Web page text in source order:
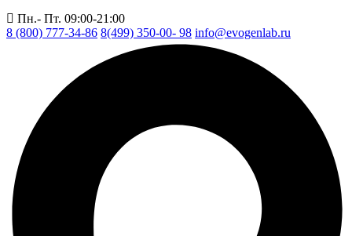
Пн.- Пт. 09:00-21:00
8 (800) 777-34-86 8(499) 350-00- 98 info@evogenlab.ru